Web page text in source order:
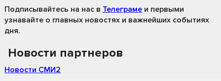
Подписывайтесь на нас в Телеграме и первыми
узнавайте о главных новостях и важнейших событиях
дня.
Новости партнеров
Новости СМИ2